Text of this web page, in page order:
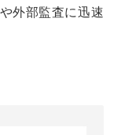
外部監査に迅速